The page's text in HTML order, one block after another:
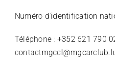
Numéro d’identification
Téléphone : +352 621 790